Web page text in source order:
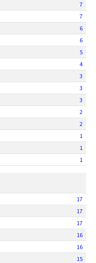
7
7
6
6
5
4
3
3
3
2
2
1
1
1
17
17
17
16
16
15